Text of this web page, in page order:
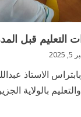
التعليم قبل
الاستاذ
بالولاية